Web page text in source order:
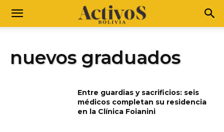
nuevos graduados
Entre guardias y sacrificios: seis
médicos completan su residencia
en la Clínica Foianini